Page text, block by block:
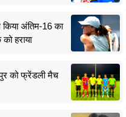
अंतिम-16 का
हराया
को फ्रेंडली मैच